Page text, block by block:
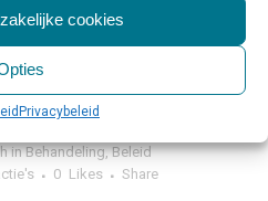
cookies
Privacybeleid
IN DE
WINT AAN
inBehandeling,Beleid
0 Likes Share